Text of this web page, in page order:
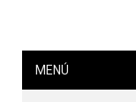
MENÚ